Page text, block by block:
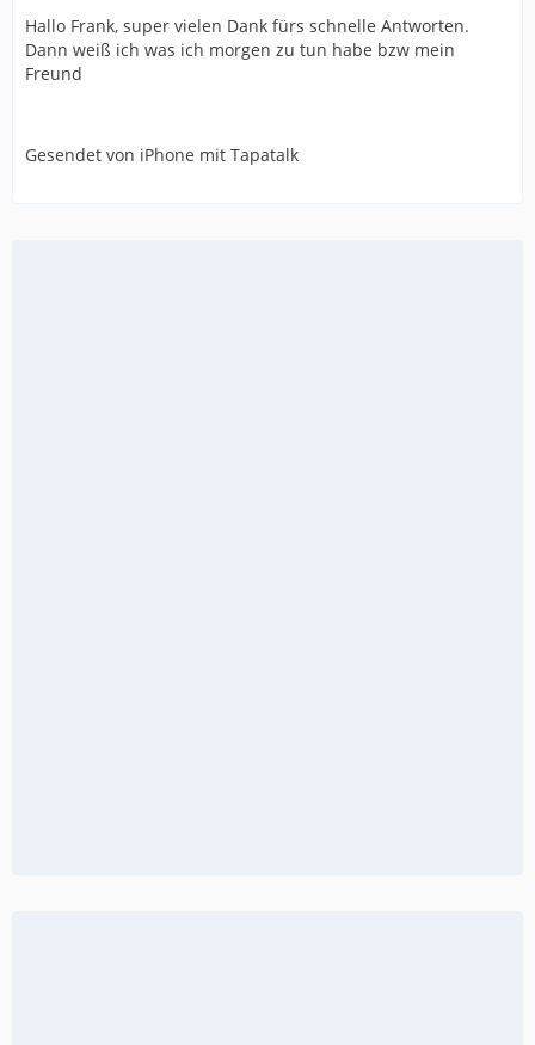
Hallo Frank, super vielen Dank fürs schnelle Antworten.
Dann weiß ich was ich morgen zu tun habe bzw mein
Freund
Gesendet von iPhone mit Tapatalk